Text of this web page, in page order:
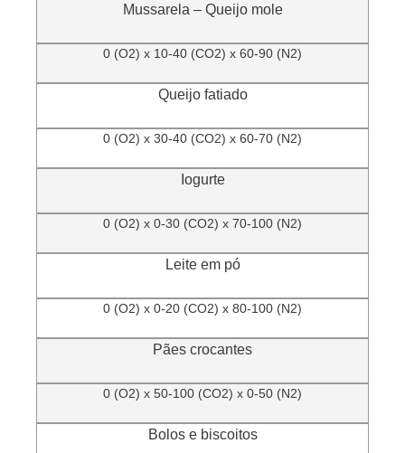
Mussarela – Queijo mole
0 (O2) x 10-40 (CO2) x 60-90 (N2)
Queijo fatiado
0 (O2) x 30-40 (CO2) x 60-70 (N2)
Iogurte
0 (O2) x 0-30 (CO2) x 70-100 (N2)
Leite em pó
0 (O2) x 0-20 (CO2) x 80-100 (N2)
Pães crocantes
0 (O2) x 50-100 (CO2) x 0-50 (N2)
Bolos e biscoitos